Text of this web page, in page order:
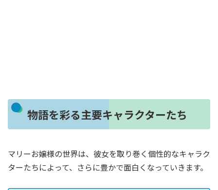
物語を彩る主要キャラクターたち
マリーお嬢様の世界は、彼女を取り巻く個性的なキャラク
ターたちによって、さらに豊かで面白くなっていきます。